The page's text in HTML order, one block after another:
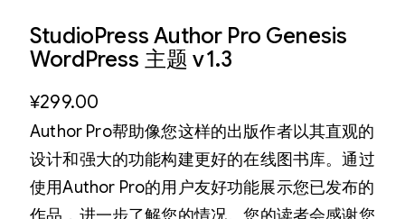
StudioPress Author Pro Genesis
WordPress 主题 v1.3
¥299.00
Author Pro帮助像您这样的出版作者以其直观的
设计和强大的功能构建更好的在线图书库。通过
使用Author Pro的用户友好功能展示您已发布的
作品，进一步了解您的情况。您的读者会感谢您